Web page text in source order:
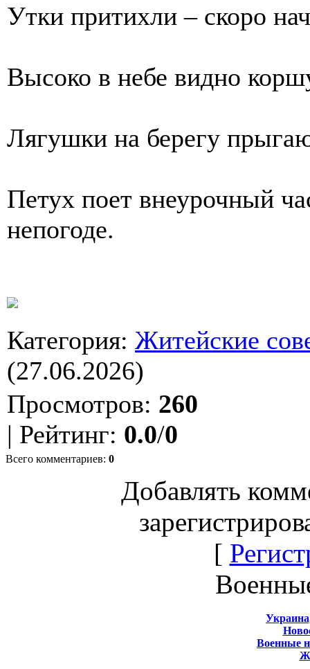
Утки притихли – скоро
Высоко в небе видно
Лягушки на берегу
Петух поет внеурочный
непогоде.
Категория: Житейские
(27.06.2026)
Просмотров: 260
| Рейтинг: 0.0/0
Всего комментариев: 0
Добавлять
[
Военные